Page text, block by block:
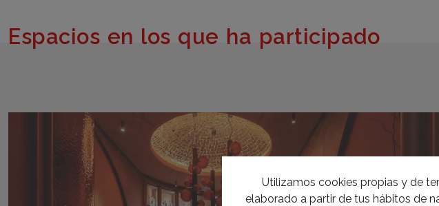
Espacios en los que ha participado
Utilizamos cookies propias y de
elaborado a partir de tus hábitos de